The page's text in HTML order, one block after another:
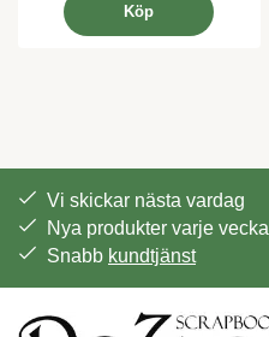
Köp
Vi skickar nästa vardag
Nya produkter varje vecka
Snabb kundtjänst